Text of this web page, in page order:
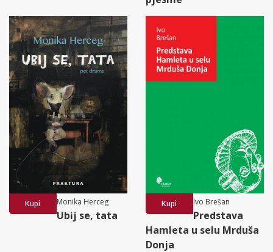
Kupi Monika Herceg
Ubij se, tata
Kupi Ivo Brešan
Predstava
Hamleta u selu Mrduša
Donja